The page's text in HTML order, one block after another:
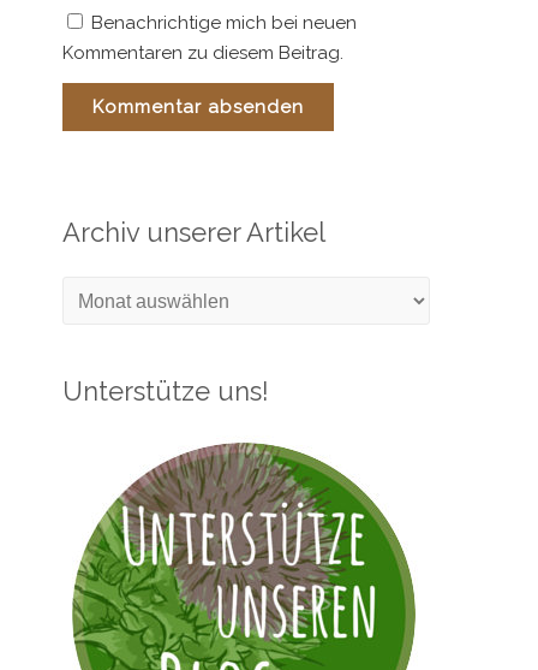
Benachrichtige mich bei neuen
Kommentaren zu diesem Beitrag.
Archiv unserer Artikel
Unterstütze uns!